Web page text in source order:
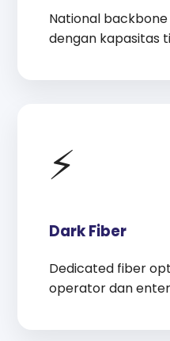
National
dengan kapasitas
⚡
Dark Fiber
Dedicated fiber
operator dan